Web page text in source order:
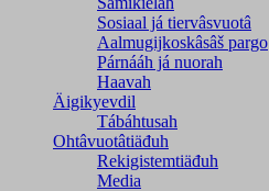
Sosiaal já tiervâsvuotâ
Aalmugijkoskâsâš pargo
Párnááh já nuorah
Haavah
Äigikyevdil
Tábáhtusah
Ohtâvuotâtiäđuh
Rekigistemtiäđuh
Media